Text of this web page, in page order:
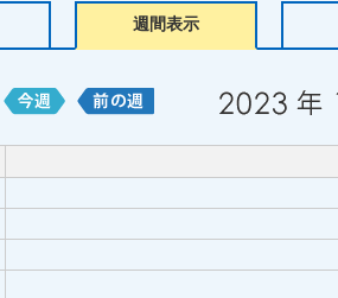
週間表示